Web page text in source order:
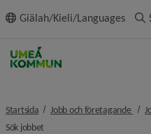
innehållet
Giälah/Kieli/Languages
Startsida Jobb och företagande
Sök jobbet